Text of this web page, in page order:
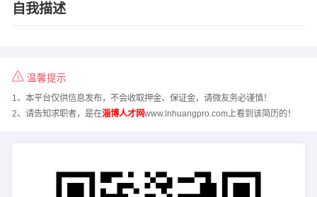
自我描述
温馨提示
1、本平台仅供信息发布，不会收取押金、保证金，请微友务必谨慎！
2、请告知求职者，是在淄博人才网www.lnhuangpro.com上看到该简历的！